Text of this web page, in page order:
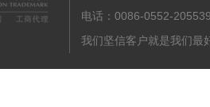
电话：0086-0552-
我们坚信客户就是我们最